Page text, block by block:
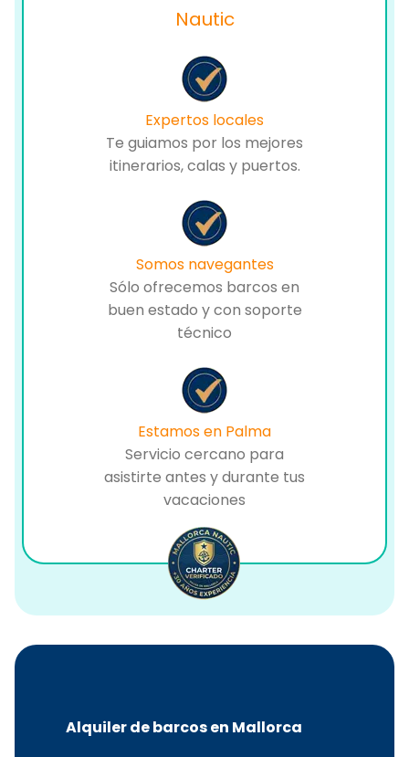
Nautic
Expertos locales
Te guiamos por los mejores
itinerarios, calas y puertos.
Somos navegantes
Sólo ofrecemos barcos en
buen estado y con soporte
técnico
Estamos en Palma
Servicio cercano para
asistirte antes y durante tus
vacaciones
Alquiler de barcos en Mallorca